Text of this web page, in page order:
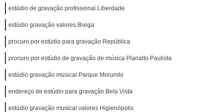
estúdio de gravação profissional Liberdade
estúdio gravação valores Bixiga
procuro por estúdio para gravação República
procuro por estúdio de gravação de música Planalto Paulista
estúdio gravação musical Parque Morumbi
endereço de estúdio para gravação Bela Vista
estúdio gravação musical valores Higienópolis